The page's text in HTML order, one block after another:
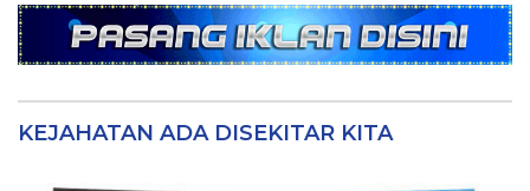
KEJAHATAN ADA DISEKITAR KITA